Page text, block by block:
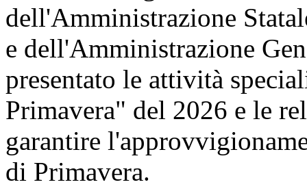
dell'Amministrazione
e dell'Amministrazione
presentato le attività
Primavera" del 2026 e le
garantire
di Primavera.